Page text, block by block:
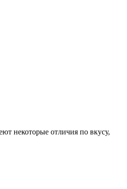
некоторые отличия по вкусу,